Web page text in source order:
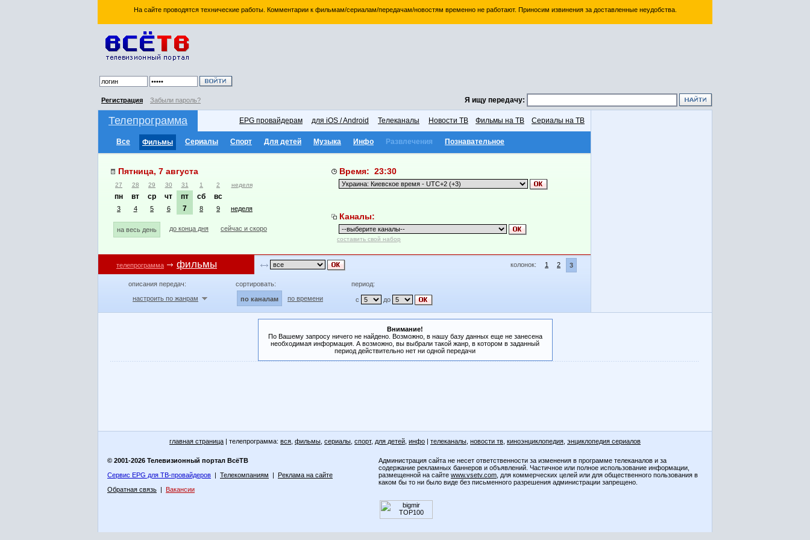
На сайте проводятся технические работы. Комментарии к фильмам/сериалам/передачам/новостям временно не работают. Приносим извинения за доставленные неудобства.
Регистрация Забыли пароль? Я ищу передачу:
Телепрограмма EPG провайдерам для iOS / Android Телеканалы Новости ТВ Фильмы на ТВ Сериалы на ТВ
Все Фильмы Сериалы Спорт Для детей Музыка Инфо Развлечения Познавательное
Пятница, 7 августа
27 28 29 30 31 1 2 неделя
пн вт ср чт пт сб вс
3 4 5 6 7 8 9 неделя
на весь день до конца дня сейчас и скоро
Время: 23:30
Каналы:
составить свой набор
телепрограмма фильмы колонок: 1 2 3
описания передач:
настроить по жанрам
сортировать:
по каналам по времени
период:
с до
Внимание!
По Вашему запросу ничего не найдено. Возможно, в нашу базу данных еще не занесена
необходимая информация. А возможно, вы выбрали такой жанр, в котором в заданный
период действительно нет ни одной передачи
главная страница | телепрограмма: вся фильмы сериалы спорт, для детей инфо | телеканалы новости тв киноэнциклопедия энциклопедия сериалов
© 2001-2026 Телевизионный портал ВсёТВ
Сервис EPG для ТВ-провайдеров | Телекомпаниям | Реклама на сайте
Обратная связь | Вакансии
Администрация сайта не несет ответственности за изменения в программе телеканалов и за
содержание рекламных баннеров и объявлений. Частичное или полное использование информации,
размещенной на сайте www.vsetv.com , для коммерческих целей или для общественного пользования в
каком бы то ни было виде без письменного разрешения администрации запрещено.